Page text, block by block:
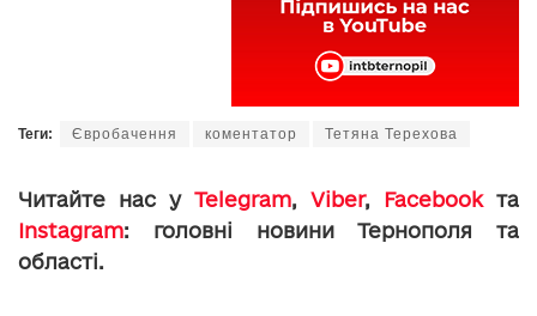
Теги: Євробачення коментатор Тетяна Терехова
Читайте нас у Telegram, Viber, Facebookта
Instagram: головні новини Тернополя та
області.